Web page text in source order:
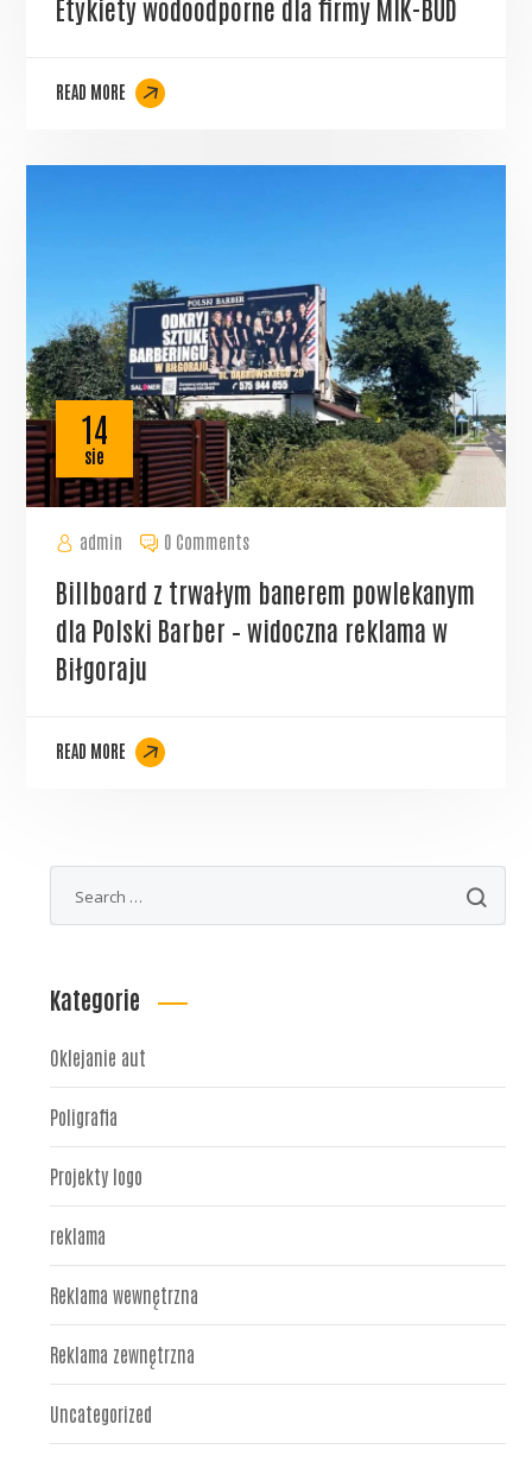
Etykiety wodoodporne dla firmy MIK-BUD
READ MORE
admin
14
sie
0 Comments
Billboard z trwałym banerem powlekanym
dla Polski Barber – widoczna reklama w
Biłgoraju
READ MORE
Kategorie
Oklejanie aut
Poligrafia
Projekty logo
reklama
Reklama wewnętrzna
Reklama zewnętrzna
Uncategorized